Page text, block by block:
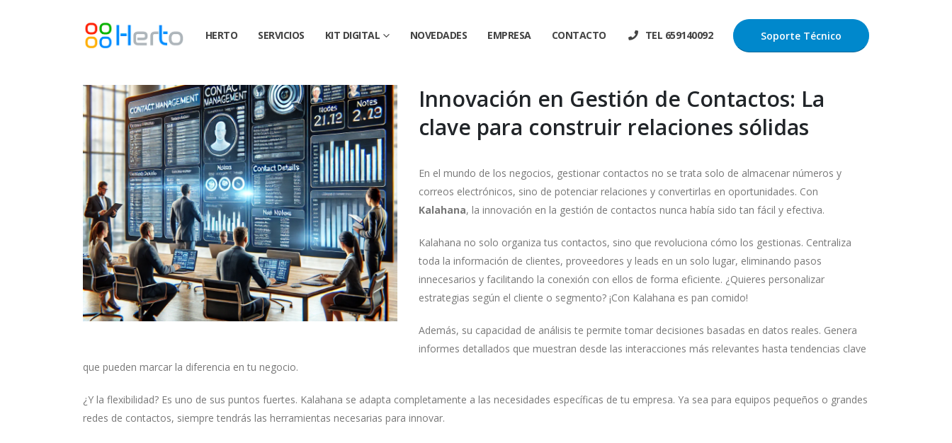
HERTO SERVICIOS KIT DIGITAL NOVEDADES EMPRESA CONTACTO TEL 659140092 Soporte Técnico
Innovación en Gestión de Contactos: La
clave para construir relaciones sólidas
En el mundo de los negocios, gestionar contactos no se trata solo de almacenar números y
correos electrónicos, sino de potenciar relaciones y convertirlas en oportunidades. Con
Kalahana, la innovación en la gestión de contactos nunca había sido tan fácil y efectiva.
Kalahana no solo organiza tus contactos, sino que revoluciona cómo los gestionas. Centraliza
toda la información de clientes, proveedores y leads en un solo lugar, eliminando pasos
innecesarios y facilitando la conexión con ellos de forma eficiente. ¿Quieres personalizar
estrategias según el cliente o segmento? ¡Con Kalahana es pan comido!
Además, su capacidad de análisis te permite tomar decisiones basadas en datos reales. Genera
informes detallados que muestran desde las interacciones más relevantes hasta tendencias clave
que pueden marcar la diferencia en tu negocio.
¿Y la flexibilidad? Es uno de sus puntos fuertes. Kalahana se adapta completamente a las necesidades específicas de tu empresa. Ya sea para equipos pequeños o grandes
redes de contactos, siempre tendrás las herramientas necesarias para innovar.